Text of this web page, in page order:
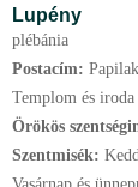
Lupény
plébánia
Postacím:
Templom és
Örökös
Szentmisék: